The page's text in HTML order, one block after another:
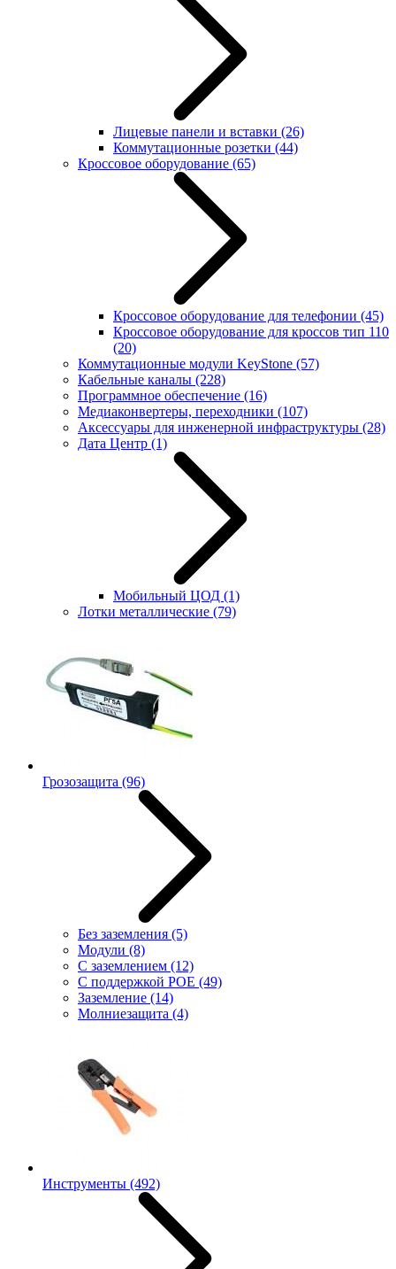
Лицевые панели и вставки (26)
Коммутационные розетки (44)
Кроссовое оборудование (65)
Кроссовое оборудование для телефонии (45)
Кроссовое оборудование для кроссов тип 110
(20)
Коммутационные модули KeyStone (57)
Кабельные каналы (228)
Программное обеспечение (16)
Медиаконвертеры, переходники (107)
Аксессуары для инженерной инфраструктуры (28)
Дата Центр (1)
Мобильный ЦОД (1)
Лотки металлические (79)
Грозозащита (96)
Без заземления (5)
Модули (8)
С заземлением (12)
С поддержкой POE (49)
Заземление (14)
Молниезащита (4)
Инструменты (492)